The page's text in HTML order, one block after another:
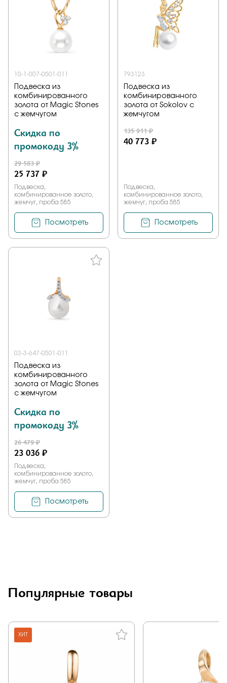
10-1-007-0501-011
Подвеска из
комбинированного
золота от Magic Stones
с жемчугом
Скидка по
промокоду 3%
29 583 ₽
25 737 ₽
Подвеска,
комбинированное золото,
жемчуг, проба 585
Посмотреть
793123
Подвеска из
комбинированного
золота от Sokolov с
жемчугом
135 911 ₽
40 773 ₽
Подвеска,
комбинированное золото,
жемчуг, проба 585
Посмотреть
03-3-647-0501-011
Подвеска из
комбинированного
золота от Magic Stones
с жемчугом
Скидка по
промокоду 3%
26 479 ₽
23 036 ₽
Подвеска,
комбинированное золото,
жемчуг, проба 585
Посмотреть
Популярные товары
ХИТ
Заказать
политики конфиденциальности